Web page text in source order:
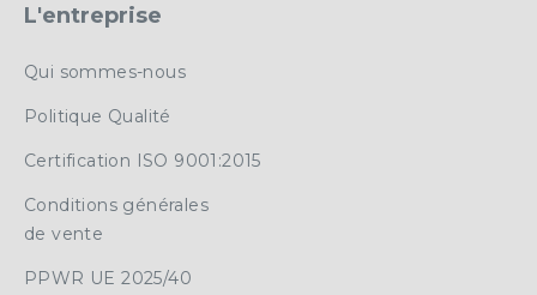
L'entreprise
Qui sommes-nous
Politique Qualité
Certification ISO 9001:2015
Conditions générales
de vente
PPWR UE 2025/40